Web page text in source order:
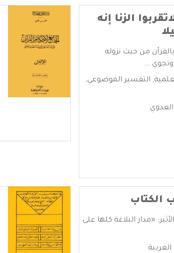
الزنا إنه
من حيث نزوله
وتجوي ...
, التفسير الموضوعي,
الكتاب
«مدار البلاغة كلها على
العربية